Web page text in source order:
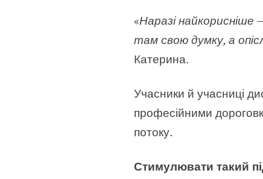
«Наразі
там свою думку, а
Катерина.
Учасники й учасниці
професійними
потоку.
Стимулювати такий